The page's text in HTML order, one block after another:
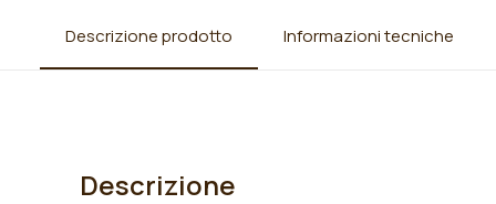
Descrizione prodotto Informazioni tecniche
Descrizione